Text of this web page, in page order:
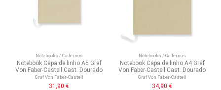
Notebooks / Cadernos
Notebook Capa de linho A5 Graf
Von Faber-Castell Cast. Dourado
Graf Von Faber-Castell
31,90 €
Notebooks / Cadernos
Notebook Capa de linho A4 Graf
Von Faber-Castell Cast. Dourado
Graf Von Faber-Castell
34,90 €